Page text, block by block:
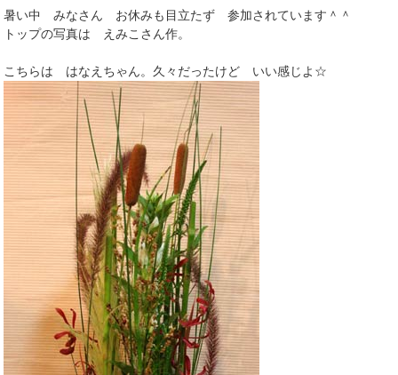
暑い中 みなさん お休みも目立たず 参加されています＾＾
トップの写真は えみこさん作。
こちらは はなえちゃん。久々だったけど いい感じよ☆